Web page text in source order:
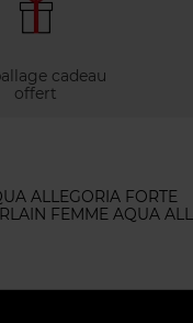
cadeau
offert
ALLEGORIA FORTE
FEMME AQUA